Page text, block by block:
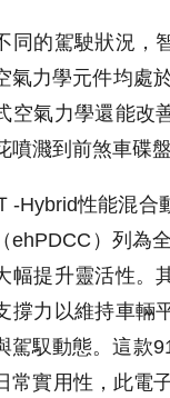
同的駕駛狀況，
氣力學元件均處
空氣力學還能改
噴濺到前煞車碟
-Hybrid性能混合
ehPDCC）列為
幅提升靈活性。
撐力以維持車輛
駕馭動態。這款
常實用性，此電